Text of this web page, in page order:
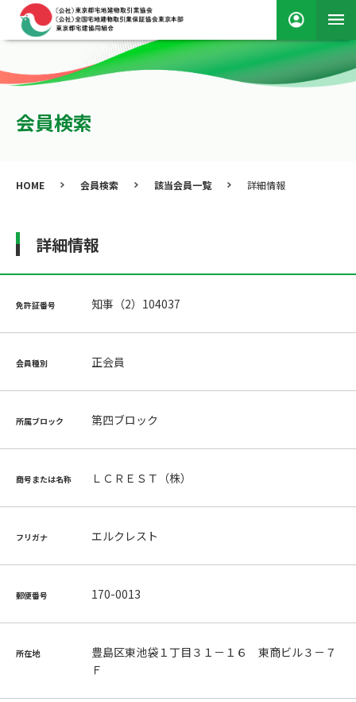
会員検索
HOME 会員検索 該当会員一覧 詳細情報
詳細情報
免許証番号 知事（2）104037
会員種別 正会員
所属ブロック 第四ブロック
商号または名称 ＬＣＲＥＳＴ（株）
フリガナ エルクレスト
郵便番号 170-0013
所在地
豊島区東池袋１丁目３１－１６ 東商ビル３－７
Ｆ